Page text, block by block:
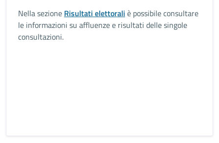
Nella sezione Risultati elettorali è possibile consultare
le informazioni su affluenze e risultati delle singole
consultazioni.